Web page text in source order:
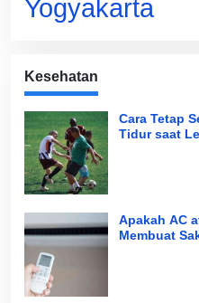
Yogyakarta
Kesehatan
Cara Tetap
Tidur saat
Apakah AC
Membuat